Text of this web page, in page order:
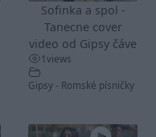
Sofinka a spol -
Tanecne cover
video od Gipsy čáve
1views
Gipsy - Romské písničky